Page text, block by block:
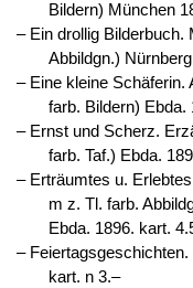
Bildern) München
‒ Ein drollig Bilderbuch.
Abbildgn.)
‒ Eine kleine Schäferin.
farb. Bildern) Ebda.
‒ Ernst und Scherz.
farb. Taf.) Ebda.
‒ Erträumtes u.
m z. Tl. farb.
Ebda. 1896. kart.
‒
kart. n 3.–